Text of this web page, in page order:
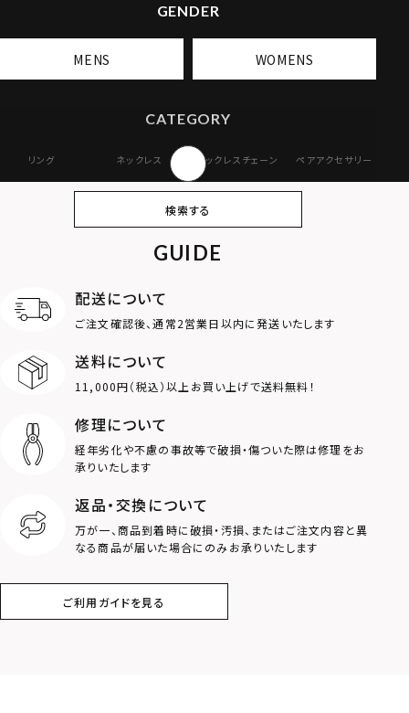
GENDER
MENS WOMENS
CATEGORY
リング ネックレス ネックレスチェーン ペアアクセサリー
オンラインストア
ギフトボックス
MOTIF
ダブルリング
ロゴ
クラウン
スター
検索する
GUIDE
配送について
ご注文確認後、通常2営業日以内に発送いたします
送料について
11,000円（税込）以上お買い上げで送料無料！
修理について
経年劣化や不慮の事故等で破損・傷ついた際は修理をお
承りいたします
返品・交換について
万が一、商品到着時に破損・汚損、またはご注文内容と異
なる商品が届いた場合にのみお承りいたします
ご利用ガイドを見る